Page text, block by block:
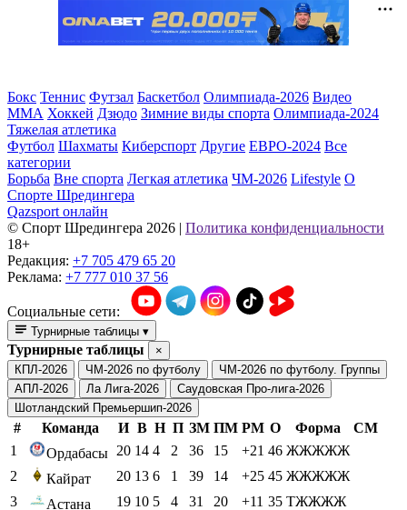
Бокс Теннис Футзал Баскетбол Олимпиада-2026 Видео
ММА Хоккей Дзюдо Зимние виды спорта Олимпиада-2024
Тяжелая атлетика
Футбол Шахматы Киберспорт Другие ЕВРО-2024 Все
категории
Борьба Вне спорта Легкая атлетика ЧМ-2026 Lifestyle О
Спорте Шредингера
Qazsport онлайн
© Cпорт Шредингера 2026 | Политика конфиденциальности
18+
Редакция: +7 705 479 65 20
Реклама: +7 777 010 37 56
Социальные сети:
Турнирные таблицы ▾
Турнирные таблицы
×
КПЛ-2026
ЧМ-2026 по футболу
ЧМ-2026 по футболу. Группы
АПЛ-2026
Ла Лига-2026
Саудовская Про-лига-2026
Шотландский Премьершип-2026
# Команда И В Н П ЗМ ПМ РМ О Форма
СМ
1
Ордабасы 20 14 4 2 36 15 +21 46 ЖЖЖЖЖ
2
Кайрат 20 13 6 1 39 14 +25 45 ЖЖЖЖЖ
3
Астана 19 10 5 4 31 20 +11 35 ТЖЖЖЖ